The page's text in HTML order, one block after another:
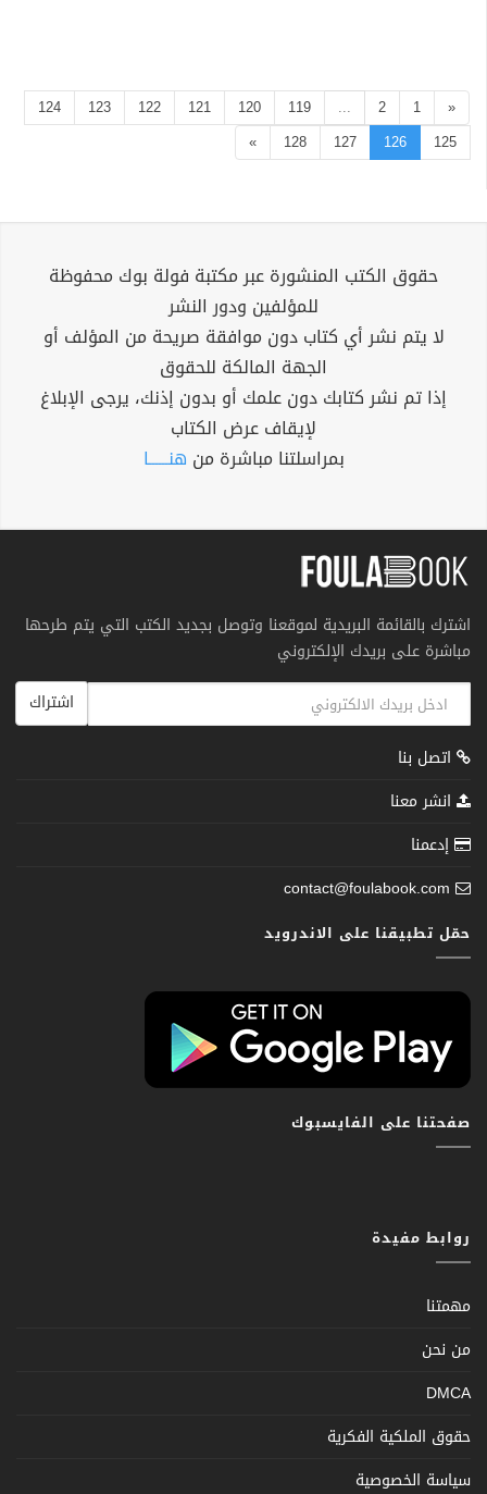
«
1
2
...
119
120
121
122
123
124
125
126
127
128
»
حقوق الكتب المنشورة عبر مكتبة فولة بوك محفوظة
للمؤلفين ودور النشر
لا يتم نشر أي كتاب دون موافقة صريحة من المؤلف أو
الجهة المالكة للحقوق
إذا تم نشر كتابك دون علمك أو بدون إذنك، يرجى الإبلاغ
لإيقاف عرض الكتاب
بمراسلتنا مباشرة من هنــــــا
اشترك بالقائمة البريدية لموقعنا وتوصل بجديد الكتب التي يتم طرحها
مباشرة على بريدك الإلكتروني
اشتراك
اتصل بنا
انشر معنا
إدعمنا
contact@foulabook.com
حمّل تطبيقنا على الاندرويد
صفحتنا على الفايسبوك
روابط مفيدة
مهمتنا
من نحن
DMCA
حقوق الملكية الفكرية
سياسة الخصوصية